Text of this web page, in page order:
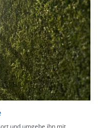
und umgebe ihn mit